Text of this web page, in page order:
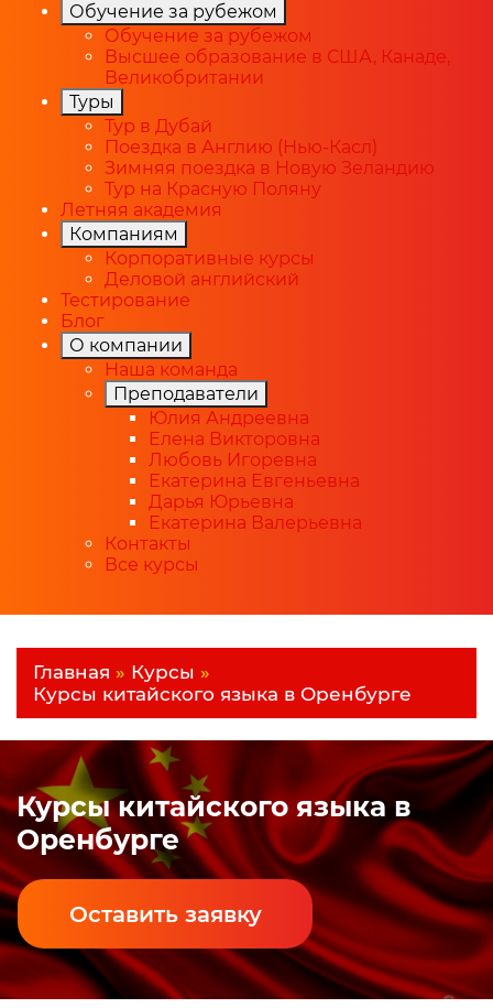
Обучение за рубежом
Обучение за рубежом
Высшее образование в США, Канаде,
Великобритании
Туры
Тур в Дубай
Поездка в Англию (Нью-Касл)
Зимняя поездка в Новую Зеландию
Тур на Красную Поляну
Летняя академия
Компаниям
Корпоративные курсы
Деловой английский
Тестирование
Блог
О компании
Наша команда
Преподаватели
Юлия Андреевна
Елена Викторовна
Любовь Игоревна
Екатерина Евгеньевна
Дарья Юрьевна
Екатерина Валерьевна
Контакты
Все курсы
Главная » Курсы »
Курсы китайского языка в Оренбурге
Курсы китайского языка в
Оренбурге
Оставить заявку